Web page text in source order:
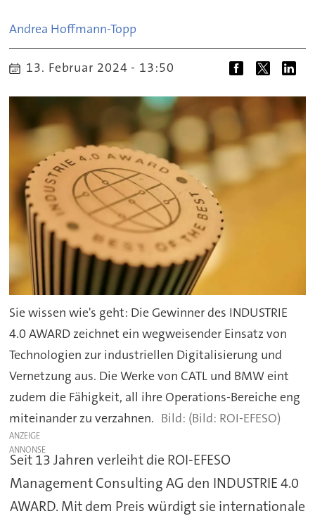
Andrea Hoffmann-Topp
13. Februar 2024 - 13:50
Sie wissen wie's geht: Die Gewinner des INDUSTRIE
4.0 AWARD zeichnet ein wegweisender Einsatz von
Technologien zur industriellen Digitalisierung und
Vernetzung aus. Die Werke von CATL und BMW eint
zudem die Fähigkeit, all ihre Operations-Bereiche eng
miteinander zu verzahnen.
(Bild: ROI-EFESO)
ANZEIGE
Seit 13 Jahren verleiht die ROI-EFESO
Management Consulting AG den INDUSTRIE 4.0
AWARD. Mit dem Preis würdigt sie internationale